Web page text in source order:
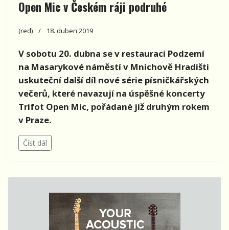
Open Mic v Českém ráji podruhé
(red) 18. duben 2019
V sobotu 20. dubna se v restauraci Podzemí
na Masarykové náměstí v Mnichově Hradišti
uskuteční další díl nové série písničkářských
večerů, které navazují na úspěšné koncerty
Trifot Open Mic, pořádané již druhým rokem
v Praze.
Číst dál